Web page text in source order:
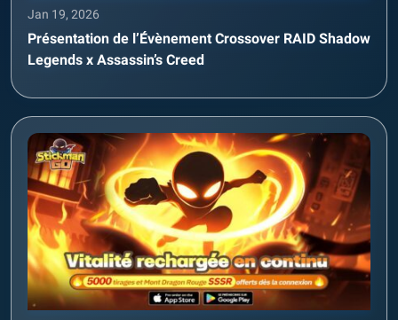
Jan 19, 2026
Présentation de l’Évènement Crossover RAID Shadow
Legends x Assassin’s Creed